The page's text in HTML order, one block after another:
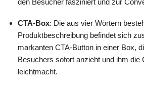
den Besucher fasziniert und zur
CTA-Box: Die aus vier Wörtern
Produktbeschreibung befindet sich
markanten CTA-Button in einer Box,
Besuchers sofort anzieht und ihm die
leichtmacht.